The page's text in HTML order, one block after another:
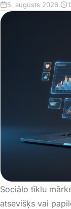
5. augusts 2026.
Sociālo tīklu
atsevišķs vai